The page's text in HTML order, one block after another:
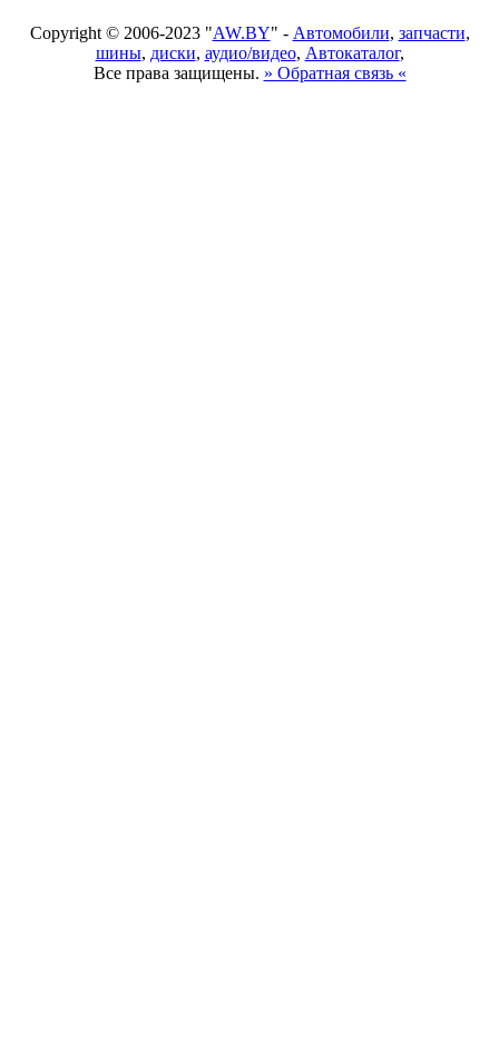
Copyright © 2006-2023 "AW.BY" - Автомобили, запчасти,
шины, диски, аудио/видео, Автокаталог,
Все права защищены. » Обратная связь «